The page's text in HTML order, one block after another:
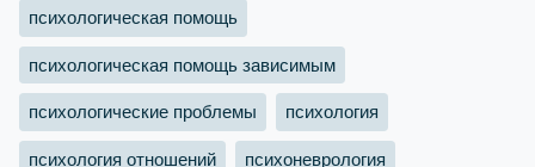
психологическая помощь
психологическая помощь зависимым
психологические проблемы психология
психология отношений психоневрология